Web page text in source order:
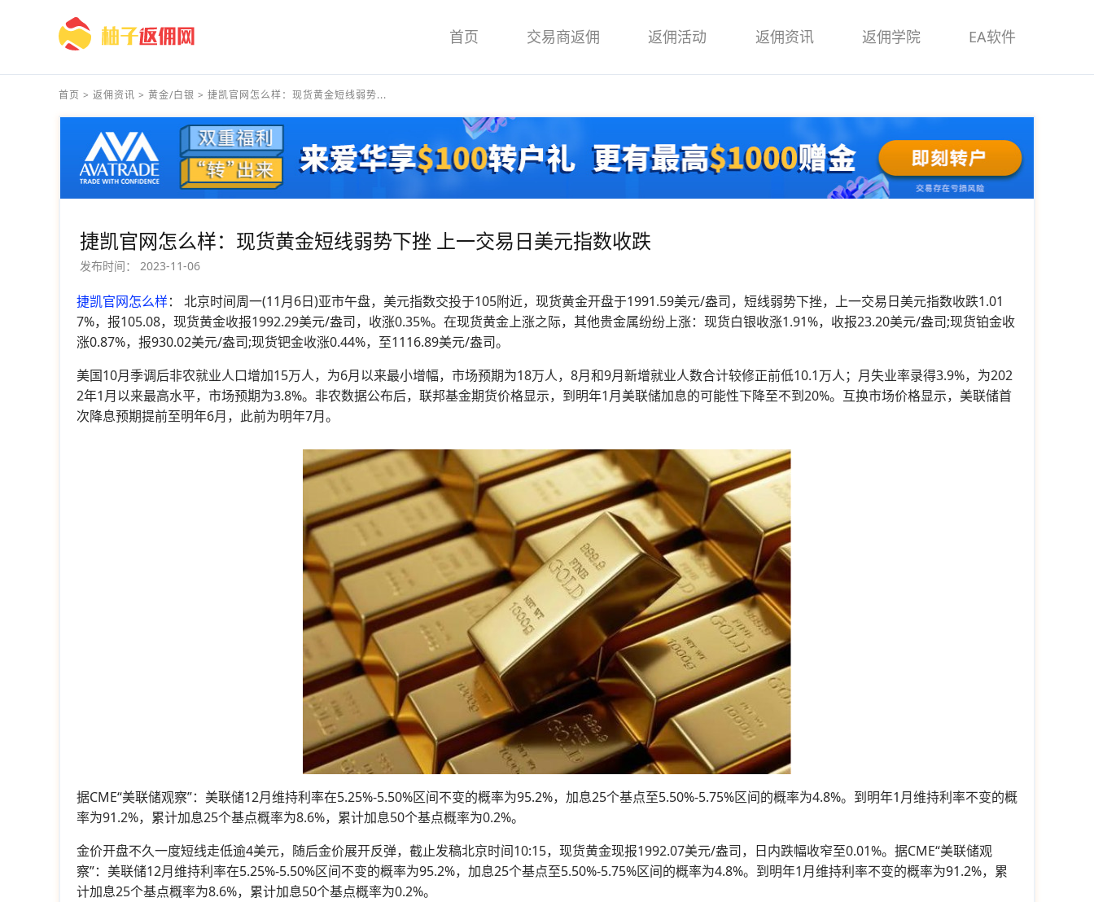
首页 交易商返佣 返佣活动 返佣资讯 返佣学院 EA软件
首页 > 返佣资讯 > 黄金/白银 > 捷凯官网怎么样：现货黄金短线弱势...
捷凯官网怎么样：现货黄金短线弱势下挫 上一交易日美元指数收跌
发布时间： 2023-11-06
捷凯官网怎么样： 北京时间周一(11月6日)亚市午盘，美元指数交投于105附近，现货黄金开盘于1991.59美元/盎司，短线弱势下挫，上一交易日美元指数收跌1.01
7%，报105.08，现货黄金收报1992.29美元/盎司，收涨0.35%。在现货黄金上涨之际，其他贵金属纷纷上涨：现货白银收涨1.91%，收报23.20美元/盎司;现货铂金收
涨0.87%，报930.02美元/盎司;现货钯金收涨0.44%，至1116.89美元/盎司。
美国10月季调后非农就业人口增加15万人，为6月以来最小增幅，市场预期为18万人，8月和9月新增就业人数合计较修正前低10.1万人；月失业率录得3.9%，为202
2年1月以来最高水平，市场预期为3.8%。非农数据公布后，联邦基金期货价格显示，到明年1月美联储加息的可能性下降至不到20%。互换市场价格显示，美联储首
次降息预期提前至明年6月，此前为明年7月。
据CME“美联储观察”：美联储12月维持利率在5.25%-5.50%区间不变的概率为95.2%，加息25个基点至5.50%-5.75%区间的概率为4.8%。到明年1月维持利率不变的概
率为91.2%，累计加息25个基点概率为8.6%，累计加息50个基点概率为0.2%。
金价开盘不久一度短线走低逾4美元，随后金价展开反弹，截止发稿北京时间10:15，现货黄金现报1992.07美元/盎司，日内跌幅收窄至0.01%。据CME“美联储观
察”：美联储12月维持利率在5.25%-5.50%区间不变的概率为95.2%，加息25个基点至5.50%-5.75%区间的概率为4.8%。到明年1月维持利率不变的概率为91.2%，累
计加息25个基点概率为8.6%，累计加息50个基点概率为0.2%。